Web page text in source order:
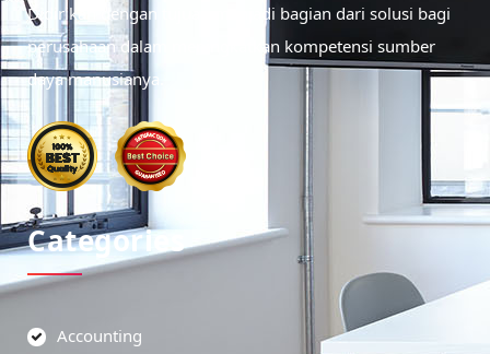
Didirikan dengan tujuan menjadi bagian dari solusi bagi
perusahaan dalam meningkatkan kompetensi sumber
daya manusianya.
Categories
Accounting